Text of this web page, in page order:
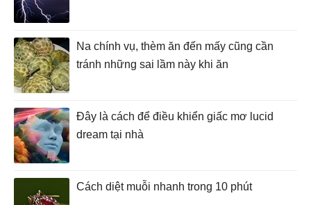
Na chính vụ, thèm ăn đến mấy cũng cần
tránh những sai lầm này khi ăn
Đây là cách để điều khiển giấc mơ lucid
dream tại nhà
Cách diệt muỗi nhanh trong 10 phút